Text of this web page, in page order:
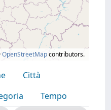
OpenStreetMapcontributors.
Città
Tempo